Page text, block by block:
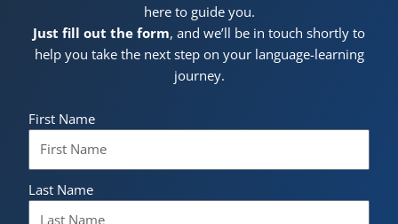
here to guide you.
Just fill out the form, and we’ll be in touch shortly to
help you take the next step on your language-learning
journey.
First Name
Last Name